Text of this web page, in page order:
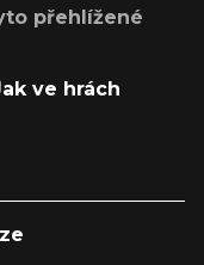
přehlížené
ve hrách